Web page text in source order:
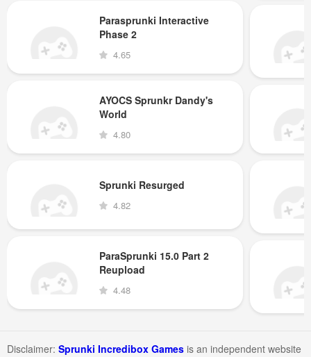
Parasprunki Interactive
Phase 2
4.65
AYOCS Sprunkr Dandy's
World
4.80
Sprunki Resurged
4.82
ParaSprunki 15.0 Part 2
Reupload
4.48
Disclaimer: Sprunki Incredibox Games is an independent website